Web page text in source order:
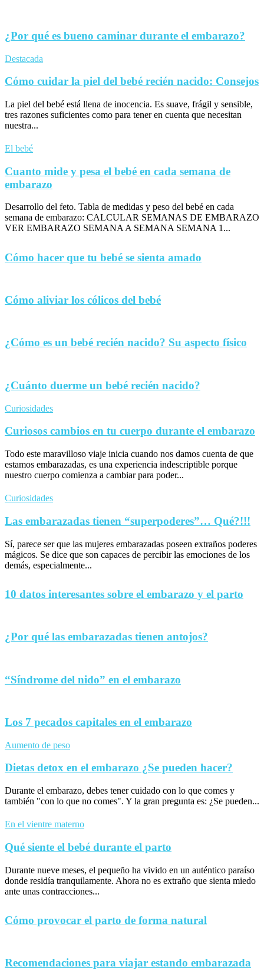
¿Por qué es bueno caminar durante el embarazo?
Destacada
Cómo cuidar la piel del bebé recién nacido: Consejos
La piel del bebé está llena de inocencia. Es suave, frágil y sensible,
tres razones suficientes como para tener en cuenta que necesitan
nuestra...
El bebé
Cuanto mide y pesa el bebé en cada semana de
embarazo
Desarrollo del feto. Tabla de medidas y peso del bebé en cada
semana de embarazo: CALCULAR SEMANAS DE EMBARAZO
VER EMBARAZO SEMANA A SEMANA SEMANA 1...
Cómo hacer que tu bebé se sienta amado
Cómo aliviar los cólicos del bebé
¿Cómo es un bebé recién nacido? Su aspecto físico
¿Cuánto duerme un bebé recién nacido?
Curiosidades
Curiosos cambios en tu cuerpo durante el embarazo
Todo este maravilloso viaje inicia cuando nos damos cuenta de que
estamos embarazadas, es una experiencia indescriptible porque
nuestro cuerpo comienza a cambiar para poder...
Curiosidades
Las embarazadas tienen “superpoderes”… Qué?!!!
Sí, parece ser que las mujeres embarazadas poseen extraños poderes
mágicos. Se dice que son capaces de percibir las emociones de los
demás, especialmente...
10 datos interesantes sobre el embarazo y el parto
¿Por qué las embarazadas tienen antojos?
“Síndrome del nido” en el embarazo
Los 7 pecados capitales en el embarazo
Aumento de peso
Dietas detox en el embarazo ¿Se pueden hacer?
Durante el embarazo, debes tener cuidado con lo que comes y
también "con lo que no comes". Y la gran pregunta es: ¿Se pueden...
En el vientre materno
Qué siente el bebé durante el parto
Durante nueve meses, el pequeño ha vivido en un auténtico paraíso
donde residía tranquilamente. Ahora no es extraño que sienta miedo
ante unas contracciones...
Cómo provocar el parto de forma natural
Recomendaciones para viajar estando embarazada